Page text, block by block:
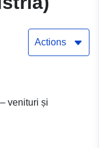
Actions
venituri și